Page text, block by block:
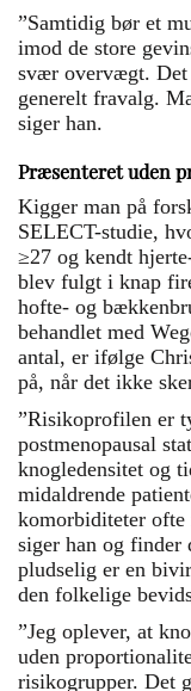
”Samtidig bør et
imod de store
svær overvægt. Det
generelt fravalg.
siger han.
Præsenteret uden
Kigger man på
SELECT-studie,
≥27 og kendt
blev fulgt i knap
hofte- og
behandlet med
antal, er ifølge
på, når det ikke
”Risikoprofilen er
postmenopausal
knogledensitet og
midaldrende
komorbiditeter ofte
siger han og finder
pludselig er en
den folkelige
”Jeg oplever, at
uden
risikogrupper. Det